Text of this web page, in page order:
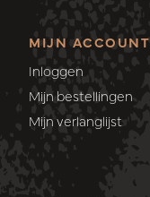
MIJN ACCOUNT
Inloggen
Mijn bestellingen
Mijn verlanglijst